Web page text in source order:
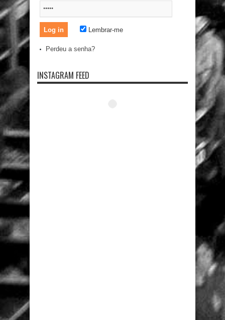
Lembrar-me
Perdeu a senha?
INSTAGRAM FEED